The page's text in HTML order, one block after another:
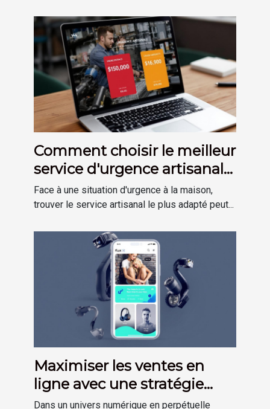
Comment choisir le meilleur
service d'urgence artisanale
?
Face à une situation d'urgence à la maison,
trouver le service artisanal le plus adapté peut...
Maximiser les ventes en
ligne avec une stratégie
omni-canal efficace
Dans un univers numérique en perpétuelle